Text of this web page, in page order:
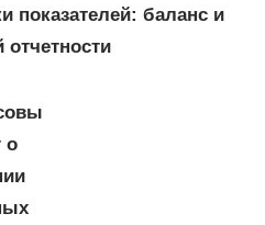
показателей: баланс и
о